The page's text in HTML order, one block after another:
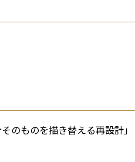
のものを描き替える再設計」